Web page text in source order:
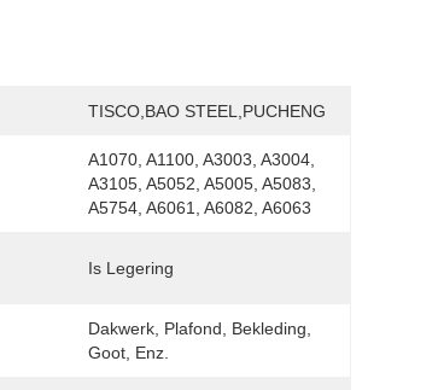
TISCO,BAO STEEL,PUCHENG
A1070, A1100, A3003, A3004,
A3105, A5052, A5005, A5083,
A5754, A6061, A6082, A6063
Is Legering
Dakwerk, Plafond, Bekleding,
Goot, Enz.